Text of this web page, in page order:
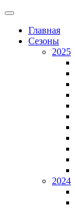
Главная
Сезоны
2025
2024